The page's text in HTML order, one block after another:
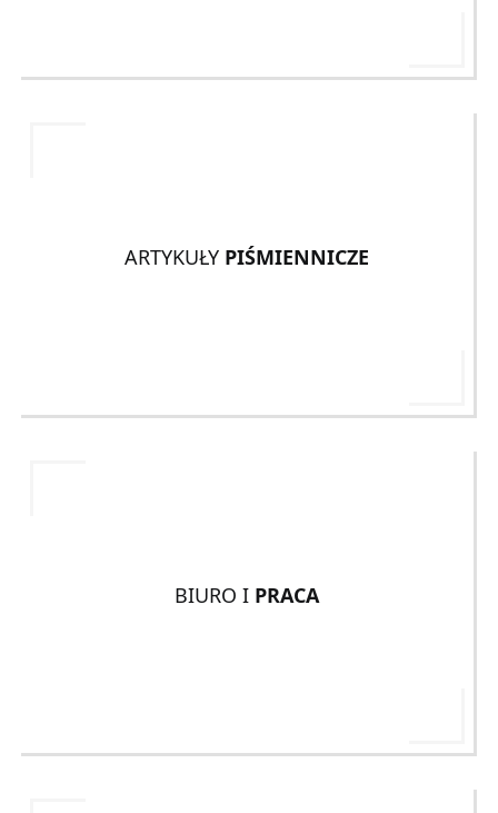
ARTYKUŁY PIŚMIENNICZE
BIURO I PRACA